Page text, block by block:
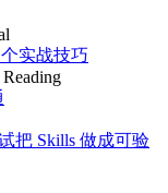
实战技巧
把 Skills 做成可验